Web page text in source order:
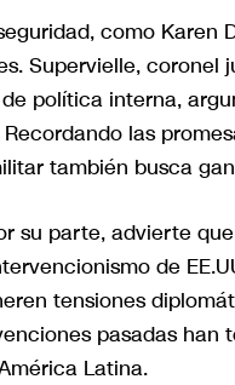
como Karen
Supervielle, coronel
política interna,
las
también busca
su parte, advierte
de
tensiones
pasadas
Latina.